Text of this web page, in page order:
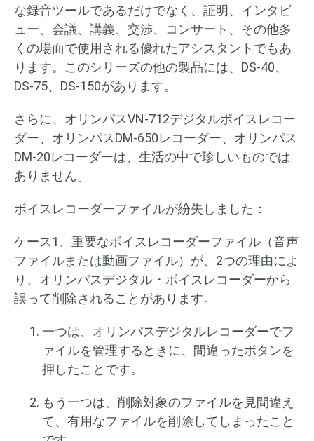
な録音ツールであるだけでなく、証明、インタビ
ュー、会議、講義、交渉、コンサート、その他多
くの場面で使用される優れたアシスタントでもあ
ります。このシリーズの他の製品には、DS-40、
DS-75、DS-150があります。
さらに、オリンパスVN-712デジタルボイスレコー
ダー、オリンパスDM-650レコーダー、オリンパス
DM-20レコーダーは、生活の中で珍しいものでは
ありません。
ボイスレコーダーファイルが紛失しました：
ケース1、重要なボイスレコーダーファイル（音声
ファイルまたは動画ファイル）が、2つの理由によ
り、オリンパスデジタル・ボイスレコーダーから
誤って削除されることがあります。
一つは、オリンパスデジタルレコーダーでフ
ァイルを管理するときに、間違ったボタンを
押したことです。
もう一つは、削除対象のファイルを見間違え
て、有用なファイルを削除してしまったこと